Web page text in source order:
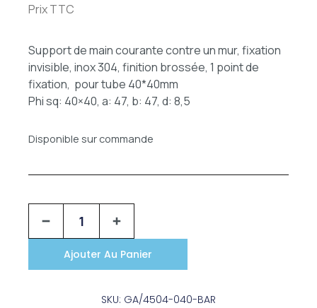
Prix TTC
Support de main courante contre un mur, fixation
invisible, inox 304, finition brossée, 1 point de
fixation, pour tube 40*40mm
Phi sq: 40×40, a: 47, b: 47, d: 8,5
Disponible sur commande
Ajouter Au Panier
SKU: GA/4504-040-BAR